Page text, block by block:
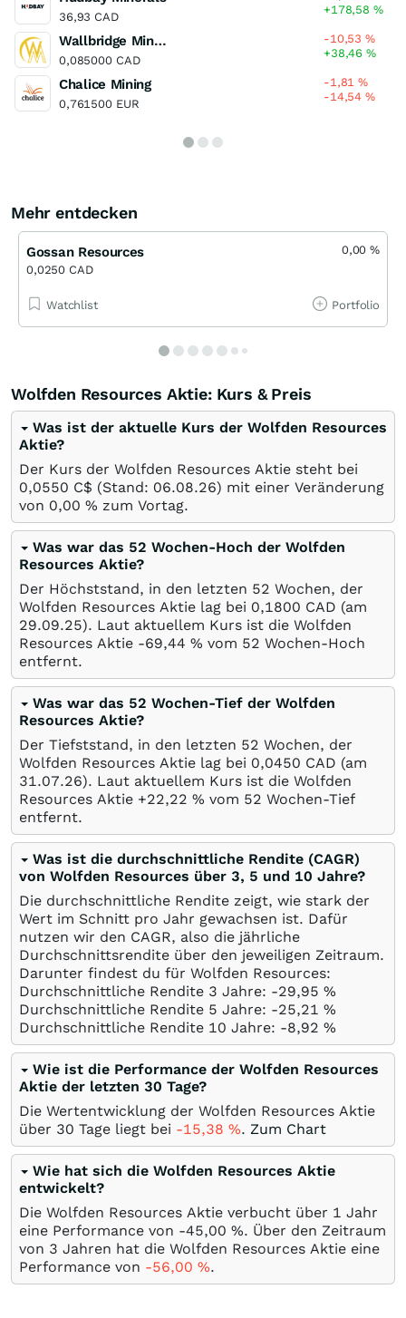
36,93 CAD
+178,58 %
Wallbridge Mining
0,085000 CAD
-10,53%
+38,46%
Chalice Mining
0,761500 EUR
-1,81%
-14,54%
Mehr entdecken
Gossan Resources
0,0250 CAD
0,00%
Watchlist Portfolio
Wolfden Resources Aktie: Kurs & Preis
Was ist der aktuelle Kurs der Wolfden Resources
Aktie?
Der Kurs der Wolfden Resources Aktie steht bei
0,0550 C$ (Stand: 06.08.26) mit einer Veränderung
von 0,00 % zum Vortag.
Was war das 52 Wochen-Hoch der Wolfden
Resources Aktie?
Der Höchststand, in den letzten 52 Wochen, der
Wolfden Resources Aktie lag bei 0,1800 CAD (am
29.09.25). Laut aktuellem Kurs ist die Wolfden
Resources Aktie -69,44 % vom 52 Wochen-Hoch
entfernt.
Was war das 52 Wochen-Tief der Wolfden
Resources Aktie?
Der Tiefststand, in den letzten 52 Wochen, der
Wolfden Resources Aktie lag bei 0,0450 CAD (am
31.07.26). Laut aktuellem Kurs ist die Wolfden
Resources Aktie +22,22 % vom 52 Wochen-Tief
entfernt.
Was ist die durchschnittliche Rendite (CAGR)
von Wolfden Resources über 3, 5 und 10 Jahre?
Die durchschnittliche Rendite zeigt, wie stark der
Wert im Schnitt pro Jahr gewachsen ist. Dafür
nutzen wir den CAGR, also die jährliche
Durchschnittsrendite über den jeweiligen Zeitraum.
Darunter findest du für Wolfden Resources:
Durchschnittliche Rendite 3 Jahre: -29,95 %
Durchschnittliche Rendite 5 Jahre: -25,21 %
Durchschnittliche Rendite 10 Jahre: -8,92 %
Wie ist die Performance der Wolfden Resources
Aktie der letzten 30 Tage?
Die Wertentwicklung der Wolfden Resources Aktie
über 30 Tage liegt bei -15,38 %. Zum Chart
Wie hat sich die Wolfden Resources Aktie
entwickelt?
Die Wolfden Resources Aktie verbucht über 1 Jahr
eine Performance von -45,00 %. Über den Zeitraum
von 3 Jahren hat die Wolfden Resources Aktie eine
Performance von -56,00 %.